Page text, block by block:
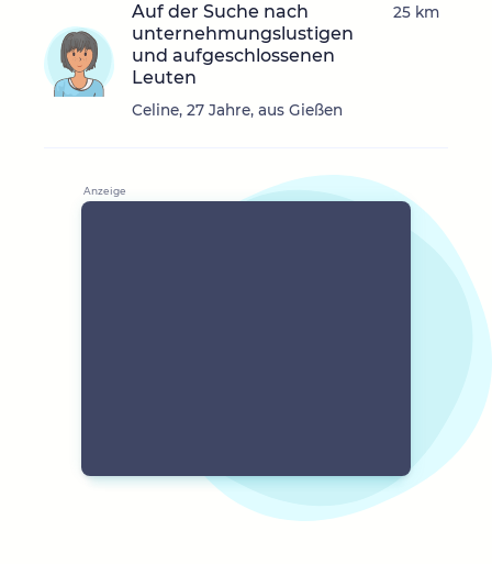
Auf der Suche nach
unternehmungslustigen
und aufgeschlossenen
Leuten
Celine, 27 Jahre, aus Gießen
25 km